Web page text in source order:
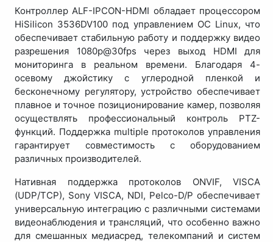
Контроллер ALF-IPCON-HDMI обладает процессором
HiSilicon 3536DV100 под управлением ОС Linux, что
обеспечивает стабильную работу и поддержку видео
разрешения 1080p@30fps через выход HDMI для
мониторинга в реальном времени. Благодаря 4-
осевому джойстику с углеродной пленкой и
бесконечному регулятору, устройство обеспечивает
плавное и точное позиционирование камер, позволяя
осуществлять профессиональный контроль PTZ-
функций. Поддержка multiple протоколов управления
гарантирует совместимость с оборудованием
различных производителей.
Нативная поддержка протоколов ONVIF, VISCA
(UDP/TCP), Sony VISCA, NDI, Pelco-D/P обеспечивает
универсальную интеграцию с различными системами
видеонаблюдения и трансляций, что особенно важно
для смешанных медиасред, телекомпаний и систем